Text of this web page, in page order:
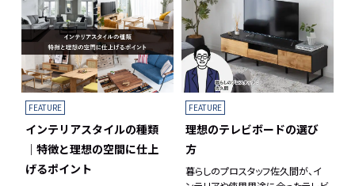
FEATURE
インテリアスタイルの種類
｜特徴と理想の空間に仕上
げるポイント
FEATURE
理想のテレビボードの選び
方
暮らしのプロスタッフ佐久間が、イ